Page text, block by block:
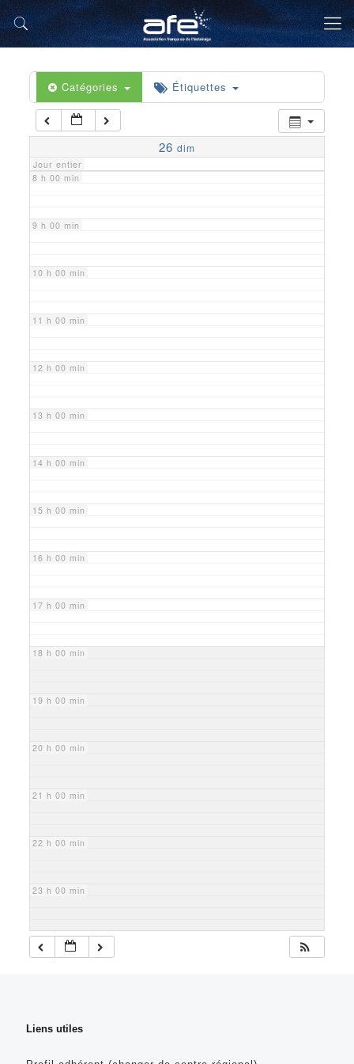
Catégories Étiquettes
26 dim
Jour entier
5 h 00 min
6 h 00 min
7 h 00 min
8 h 00 min
9 h 00 min
10 h 00 min
11 h 00 min
12 h 00 min
13 h 00 min
14 h 00 min
15 h 00 min
16 h 00 min
17 h 00 min
18 h 00 min
19 h 00 min
20 h 00 min
21 h 00 min
22 h 00 min
23 h 00 min
Liens utiles